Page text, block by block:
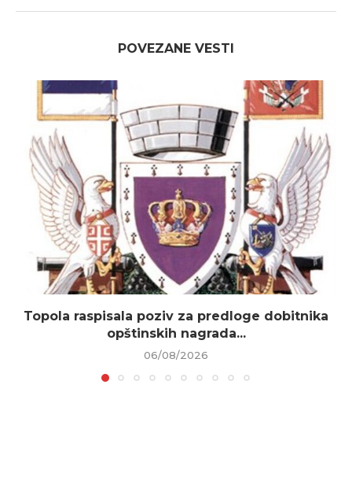
POVEZANE VESTI
Topola raspisala poziv za predloge dobitnika
opštinskih nagrada...
06/08/2026